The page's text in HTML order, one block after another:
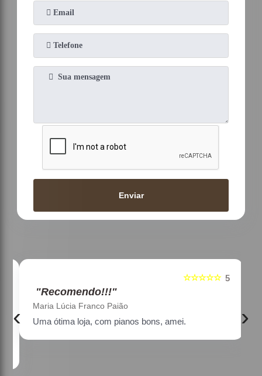
Enviar
5
☆☆☆☆☆
"Recomendo!!!"
Maria Lúcia Franco Paião
Uma ótima loja, com pianos bons, amei.
‹ ›